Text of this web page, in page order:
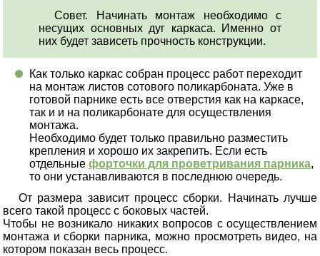
Совет. Начинать монтаж необходимо с
несущих основных дуг каркаса. Именно от
них будет зависеть прочность конструкции.
Как только каркас собран процесс работ переходит
на монтаж листов сотового поликарбоната. Уже в
готовой парнике есть все отверстия как на каркасе,
так и и на поликарбонате для осуществления
монтажа.
Необходимо будет только правильно разместить
крепления и хорошо их закрепить. Если есть
отдельные форточки для проветривания парника,
то они устанавливаются в последнюю очередь.
От размера зависит процесс сборки. Начинать лучше
всего такой процесс с боковых частей.
Чтобы не возникало никаких вопросов с осуществлением
монтажа и сборки парника, можно просмотреть видео, на
котором показан весь процесс.